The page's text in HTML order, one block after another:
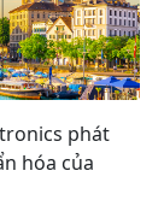
phát
hóa của